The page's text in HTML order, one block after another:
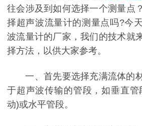
往会涉及到如何选择一个测量点
择超声波流量计的测量点吗?今
波流量计的厂家，我们的技术就
择方法，以供大家参考。
一、首先要选择充满流体的
于超声波传输的管段，如垂直
动)或水平管段。